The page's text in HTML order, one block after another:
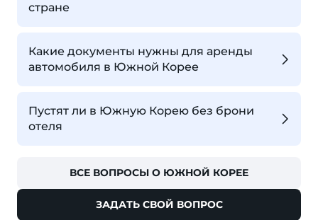
стране
Какие документы нужны для аренды
автомобиля в Южной Корее
Пустят ли в Южную Корею без брони
отеля
ВСЕ ВОПРОСЫ О ЮЖНОЙ КОРЕЕ
ЗАДАТЬ СВОЙ ВОПРОС